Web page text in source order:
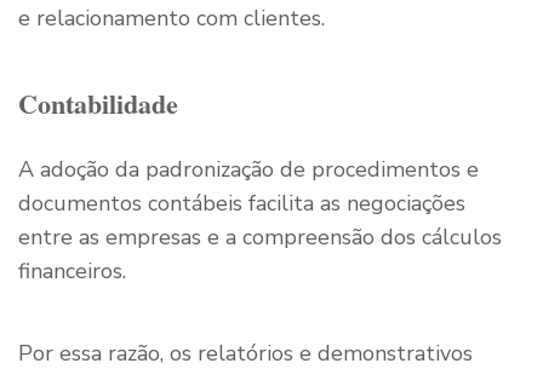
e relacionamento com clientes.
Contabilidade
A adoção da padronização de procedimentos e
documentos contábeis facilita as negociações
entre as empresas e a compreensão dos cálculos
financeiros.
Por essa razão, os relatórios e demonstrativos